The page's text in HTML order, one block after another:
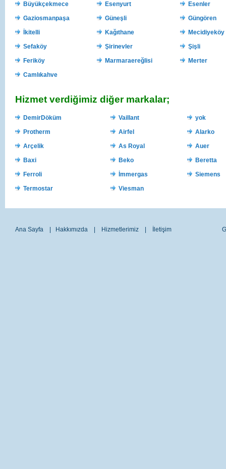
Büyükçekmece
Esenyurt
Esenler
Gaziosmanpaşa
Güneşli
Güngören
İkitelli
Kağıthane
Mecidiyeköy
Sefaköy
Şirinevler
Şişli
Feriköy
Marmaraereğlisi
Merter
Camlıkahve
Hizmet verdiğimiz diğer markalar;
DemirDöküm Vaillant
yok
Protherm
Airfel
Alarko
Arçelik
As Royal
Auer
Baxi
Beko
Beretta
Ferroli
İmmergas
Siemens
Termostar
Viesman
Ana Sayfa Hakkımızda Hizmetlerimiz İletişim